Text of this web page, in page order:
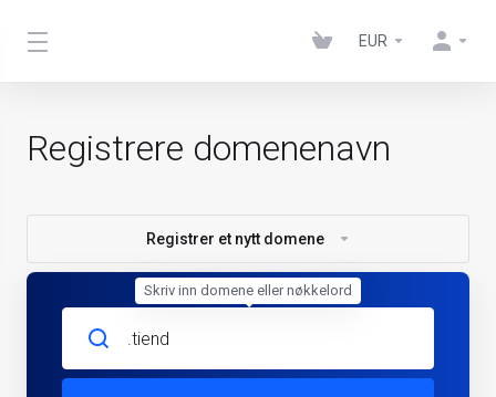
EUR
Registrere domenenavn
Registrer et nytt domene
Skriv inn domene eller nøkkelord